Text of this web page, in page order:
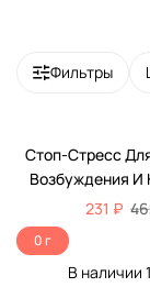
Фильтры
-50%
Стоп-Стресс
Возбуждения И
Психогенных
Поведения
Кошек 15таб
231 ₽
0 г
В наличии